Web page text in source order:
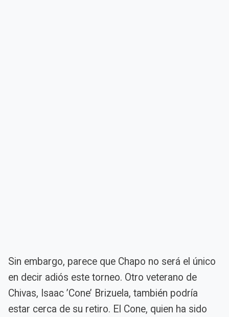
Sin embargo, parece que Chapo no será el único
en decir adiós este torneo. Otro veterano de
Chivas, Isaac ’Cone’ Brizuela, también podría
estar cerca de su retiro. El Cone, quien ha sido